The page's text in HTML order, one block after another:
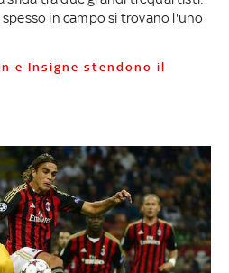
spesso in campo si trovano l'uno